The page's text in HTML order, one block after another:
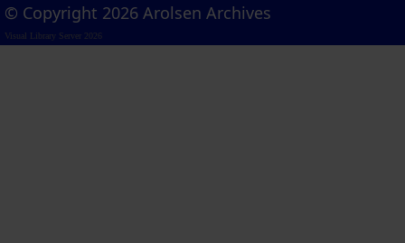
© Copyright 2026 Arolsen Archives
Visual Library Server 2026